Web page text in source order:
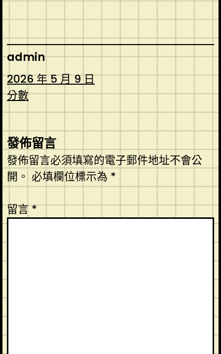
admin
2026 年 5 月 9 日
分數
發佈留言
發佈留言必須填寫的電子郵件地址不會公
開。 必填欄位標示為 *
留言*